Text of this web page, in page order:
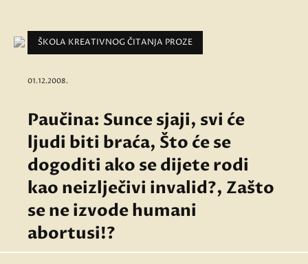
ŠKOLA KREATIVNOG ČITANJA PROZE
01.12.2008.
Paučina: Sunce sjaji, svi će
ljudi biti braća, Što će se
dogoditi ako se dijete rodi
kao neizlječivi invalid?, Zašto
se ne izvode humani
abortusi!?